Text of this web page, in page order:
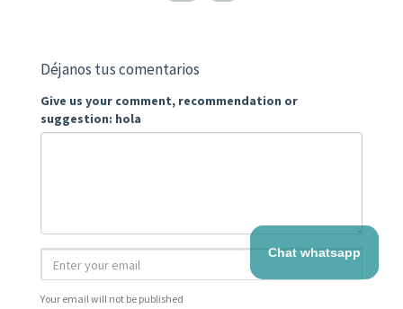
Déjanos tus comentarios
Give us your comment, recommendation or
suggestion: hola
Your email will not be published
Chat whatsapp